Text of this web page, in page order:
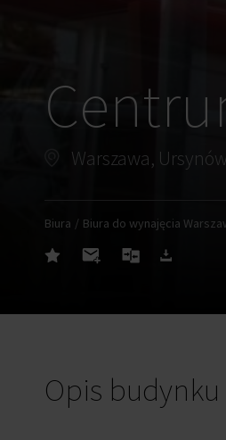
Warszawa,
Biura Biura do wynajęcia
Opis budynku